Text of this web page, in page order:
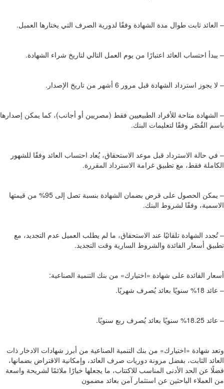
– العائد ثابت طوال مدة الشهادة وفقًا لدورية الصرف التي يختارها العميل.
– يبدأ احتساب العائد اعتبارًا من يوم العمل التالي لتاريخ شراء الشهادة.
– لا يجوز استرداد الشهادة قبل مرور 6 أشهر من تاريخ الإصدار.
– الشهادة متاحة للأفراد الطبيعيين فقط (مصريين أو أجانب)، كما يمكن إصدارها
باسم القُصّر وفقًا لتعليمات البنك.
– في حالة الاسترداد قبل موعد الاستحقاق، يُعاد احتساب العائد وفقًا للشهور
الكاملة فقط، مع تطبيق غرامة الاسترداد المقررة.
– يمكن الحصول على قرض بضمان الشهادة بنسبة تصل إلى 95% من قيمتها
الاسمية، وفقًا لشروط البنك.
– تُجدد الشهادة تلقائيًا عند الاستحقاق، ما لم يطلب العميل عدم التجديد، مع
تطبيق أسعار الفائدة والشروط السارية وقت التجديد.
أسعار الفائدة على شهادة «اختيارك» من بنك التنمية الصناعية:
– عائد 18% سنويًا بعائد يُصرف شهريًا.
– عائد 18.25% سنويًا بعائد يُصرف ربع سنويًا.
وتعد شهادة «اختيارك» من بنك التنمية الصناعية من أبرز شهادات الادخار ذات
العائد الثابت، بفضل مرونة دوريات صرف العائد، وإمكانية الاقتراض بضمانها،
فضلًا عن الحد الأدنى المناسب للاكتتاب، ما يجعلها خيارًا ملائمًا لشريحة واسعة
من العملاء الباحثين عن استثمار آمن بعائد مضمون